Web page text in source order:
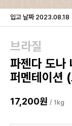
입고 날짜 2023.08.18
브라질
파젠다 도나
퍼멘테이션
17,200원 / 1kg